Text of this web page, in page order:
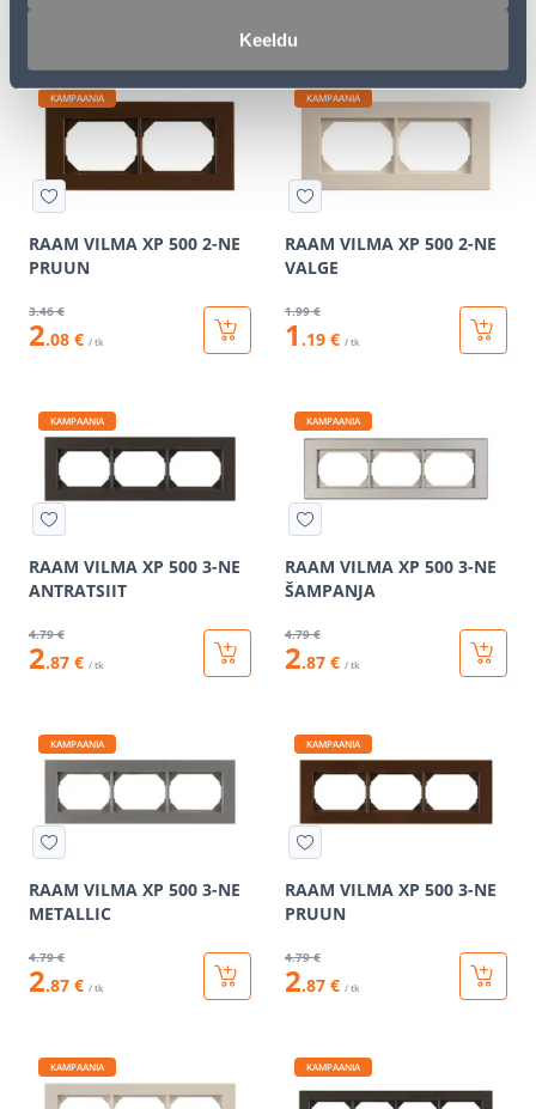
Keeldu
1
KAMPAANIA
RAAM VILMA XP 500 2-NE
PRUUN
3.46 €
2.08 € / tk
KAMPAANIA
RAAM VILMA XP 500 2-NE
VALGE
1.99 €
1 .19 € / tk
KAMPAANIA
RAAM VILMA XP 500 3-NE
ANTRATSIIT
4.79 €
2.87 € / tk
KAMPAANIA
RAAM VILMA XP 500 3-NE
ŠAMPANJA
4.79 €
2.87 € / tk
KAMPAANIA
RAAM VILMA XP 500 3-NE
METALLIC
4.79 €
2.87 € / tk
KAMPAANIA
RAAM VILMA XP 500 3-NE
PRUUN
4.79 €
2.87 € / tk
KAMPAANIA KAMPAANIA